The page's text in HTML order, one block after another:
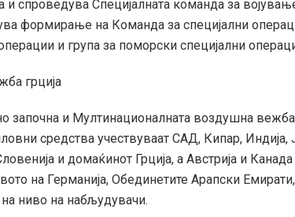
и спроведува Специјалната команда за
формирање на Команда за специјални
и група за поморски специјални
грција
започна и Мултинационалната воздушна
средства учествуваат САД, Кипар, Индија,
и домаќинот Грција, а Австрија и
на Германија, Обединетите Арапски
на ниво на набљудувачи.